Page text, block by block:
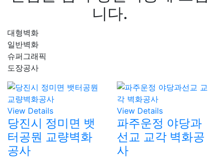
니다.
대형벽화
일반벽화
슈퍼그래픽
도장공사
View Details
당진시 정미면 뱃
터공뭔 교량벽화
공사
View Details
파주운정 야당과
선교 교각 벽화공
사